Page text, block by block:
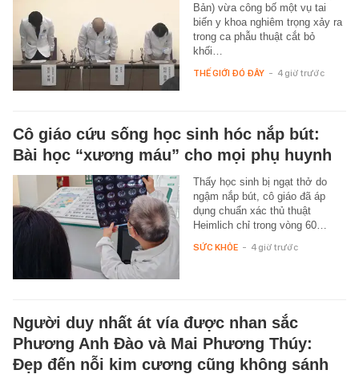
Bản) vừa công bố một vụ tai
biến y khoa nghiêm trọng xảy ra
trong ca phẫu thuật cắt bỏ
khối…
THẾ GIỚI ĐÓ ĐÂY - 4 giờ trước
Cô giáo cứu sống học sinh hóc nắp bút:
Bài học “xương máu” cho mọi phụ huynh
Thấy học sinh bị ngạt thở do
ngậm nắp bút, cô giáo đã áp
dụng chuẩn xác thủ thuật
Heimlich chỉ trong vòng 60…
SỨC KHỎE - 4 giờ trước
Người duy nhất át vía được nhan sắc
Phương Anh Đào và Mai Phương Thúy:
Đẹp đến nỗi kim cương cũng không sánh